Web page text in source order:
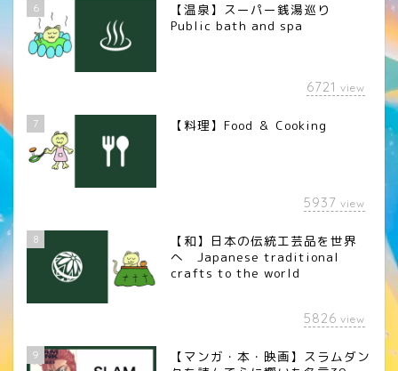
6
【温泉】スーパー銭湯巡り
Public bath and spa
6721 view
7 【料理】Food ＆ Cooking
5937 view
8
【和】日本の伝統工芸品を世界
へ Japanese traditional
crafts to the world
5826 view
9
【マンガ・本・映画】スラムダン